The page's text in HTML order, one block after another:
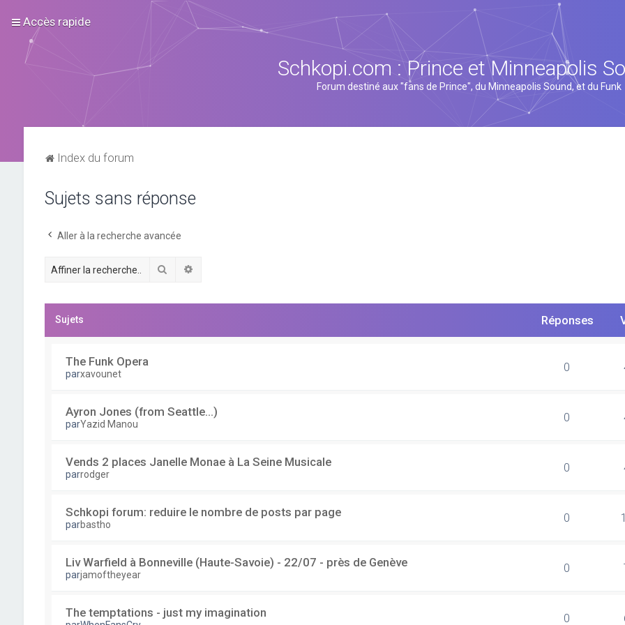
Accès rapide
Schkopi.com : Prince et Minneapolis
Forum destiné aux "fans de Prince", du Minneapolis Sound, et du Funk
Index du forum
Sujets sans réponse
Aller à la recherche avancée
Rechercher
Sujets Réponses
The Funk Opera
parxavounet 0
Ayron Jones (from Seattle...)
parYazid Manou 0
Vends 2 places Janelle Monae à La Seine Musicale
parrodger 0
Schkopi forum: reduire le nombre de posts par page
parbastho 0
Liv Warfield à Bonneville (Haute-Savoie) - 22/07 - près de Genève
parjamoftheyear 0
The temptations - just my imagination 0